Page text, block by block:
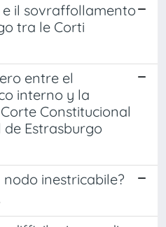
il sovraffollamento
tra le Corti
entre el
interno y la
Constitucional
Estrasburgo
inestricabile?